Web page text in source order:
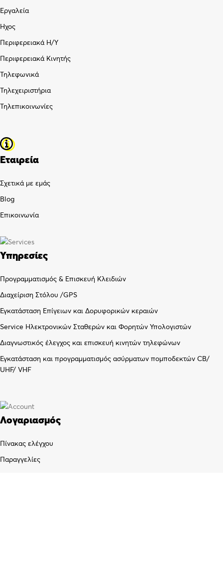
Εργαλεία
Ήχος
Περιφερειακά Η/Υ
Περιφερειακά Κινητής
Τηλεφωνικά
Τηλεχειριστήρια
Τηλεπικοινωνίες
Εταιρεία
Σχετικά με εμάς
Blog
Επικοινωνία
Υπηρεσίες
Προγραμματισμός & Επισκευή Κλειδιών
Διαχείριση Στόλου /GPS
Εγκατάσταση Επίγειων και Δορυφορικών κεραιών
Service Ηλεκτρονικών Σταθερών και Φορητών Υπολογιστών
Διαγνωστικός έλεγχος και επισκευή κινητών τηλεφώνων
Εγκατάσταση και προγραμματισμός ασύρματων πομποδεκτών CB/
UHF/ VHF
Λογαριασμός
Πίνακας ελέγχου
Παραγγελίες